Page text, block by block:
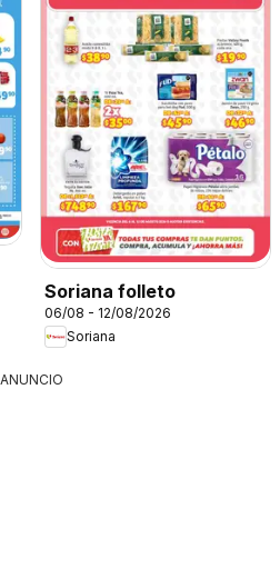
Soriana folleto
06/08 - 12/08/2026
Soriana
ANUNCIO